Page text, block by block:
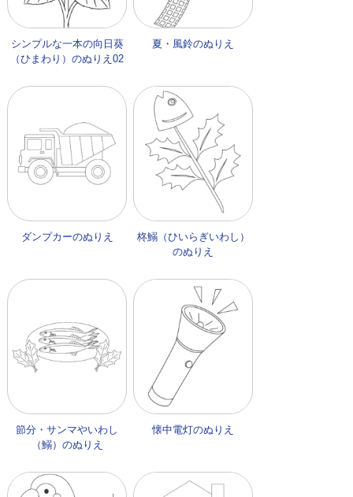
シンプルな一本の向日葵
（ひまわり）のぬりえ02
夏・風鈴のぬりえ
ダンプカーのぬりえ
柊鰯（ひいらぎいわし）
のぬりえ
節分・サンマやいわし
（鰯）のぬりえ
懐中電灯のぬりえ